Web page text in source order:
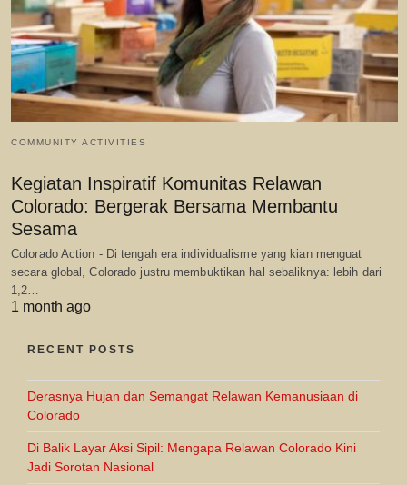
COMMUNITY ACTIVITIES
Kegiatan Inspiratif Komunitas Relawan
Colorado: Bergerak Bersama Membantu
Sesama
Colorado Action - Di tengah era individualisme yang kian menguat
secara global, Colorado justru membuktikan hal sebaliknya: lebih dari
1,2…
1 month ago
RECENT POSTS
Derasnya Hujan dan Semangat Relawan Kemanusiaan di
Colorado
Di Balik Layar Aksi Sipil: Mengapa Relawan Colorado Kini
Jadi Sorotan Nasional